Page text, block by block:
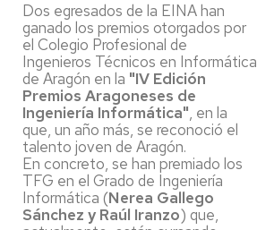
Dos egresados de la EINA han
ganado los premios otorgados por
el Colegio Profesional de
Ingenieros Técnicos en Informática
de Aragón en la "IV Edición
Premios Aragoneses de
Ingeniería Informática", en la
que, un año más, se reconoció el
talento joven de Aragón.
En concreto, se han premiado los
TFG en el Grado de Ingeniería
Informática (Nerea Gallego
Sánchez y Raúl Iranzo) que,